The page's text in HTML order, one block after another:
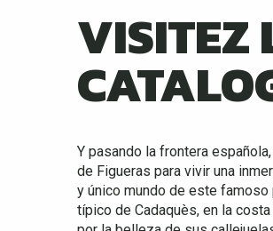
VISITEZ
Y pasando la frontera
de Figueras para vivir una
y único mundo de este famoso
típico de Cadaquès, en la